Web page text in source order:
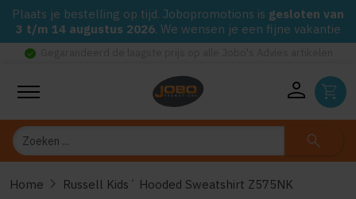
Plaats je bestelling op tijd. Jobopromotions is gesloten van
3 t/m 14 augustus 2026. We wensen je een fijne vakantie
check_circle
person shopping_cart
Zoeken search
Home chevron_right Russell Kids´ Hooded Sweatshirt Z575NK